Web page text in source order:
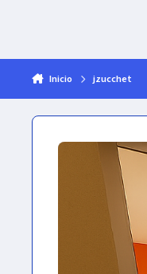
Inicio jzucchet